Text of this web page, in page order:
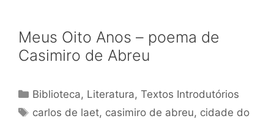
Meus Oito Anos – poema de
Casimiro de Abreu
Categorias
Biblioteca, Literatura,Textos Introdutórios
Tags
carlos de laet, casimiro de abreu, cidade do